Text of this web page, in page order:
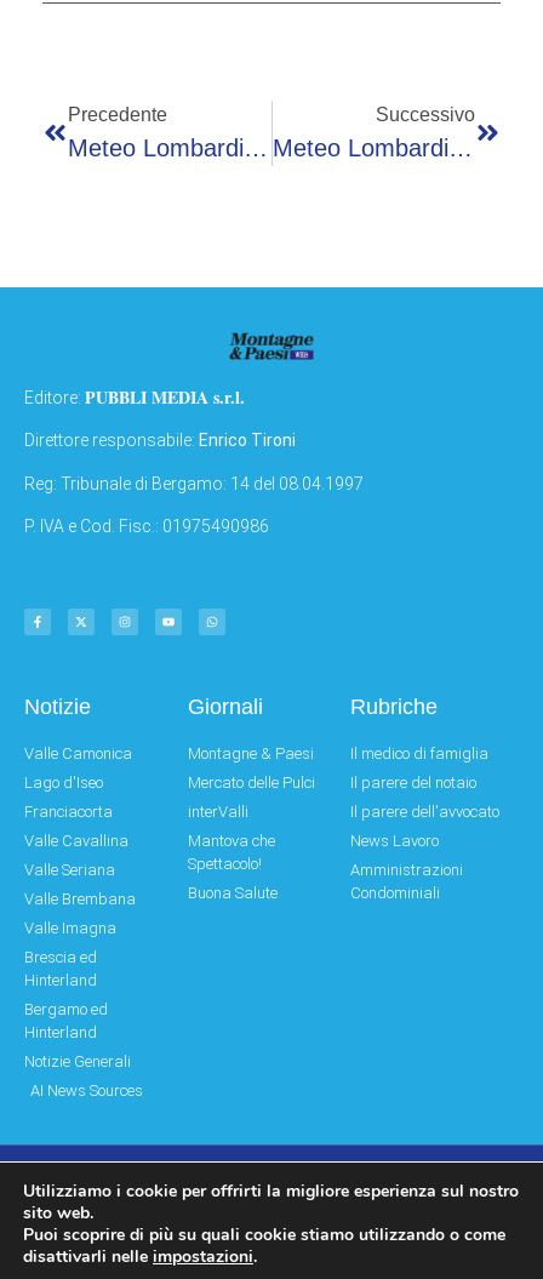
Precedente
Meteo Lombardia – Martedì 19 Maggio 2026
Successivo
Meteo Lombardia – Giovedì 21 Maggio 2026
Editore: PUBBLI MEDIA s.r.l.
Direttore responsabile: Enrico Tironi
Reg: Tribunale di Bergamo: 14 del 08.04.1997
P. IVA e Cod. Fisc.: 01975490986
Notizie
Valle Camonica
Lago d'Iseo
Franciacorta
Valle Cavallina
Valle Seriana
Valle Brembana
Valle Imagna
Brescia ed
Hinterland
Bergamo ed
Hinterland
Notizie Generali
AI News Sources
Giornali
Montagne & Paesi
Mercato delle Pulci
interValli
Mantova che
Spettacolo!
Buona Salute
Rubriche
Il medico di famiglia
Il parere del notaio
Il parere dell'avvocato
News Lavoro
Amministrazioni
Condominiali
© Copyright 2011 – 2026 Montagne & Paesi
Log In|Log Out Privacy Policy
Utilizziamo i cookie per offrirti la migliore esperienza sul nostro
sito web.
Puoi scoprire di più su quali cookie stiamo utilizzando o come
disattivarli nelle impostazioni.